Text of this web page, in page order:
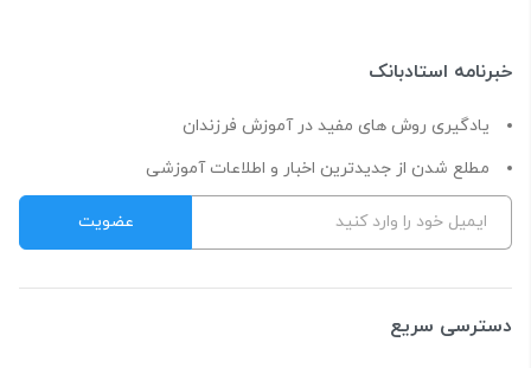
خبرنامه استادبانک
یادگیری روش های مفید در آموزش فرزندان
مطلع شدن از جدیدترین اخبار و اطلاعات آموزشی
دسترسی سریع